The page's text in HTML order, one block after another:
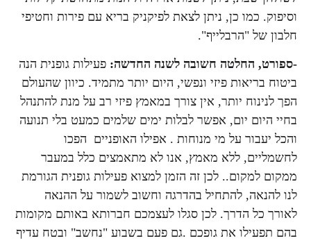
וסיפוק. כמו כן, ניתן לצאת לפיקניק בריא עם פירות וחטיפי
חלבון של "הרבלייף".
-ספורט, החלטה חשובה לשנה החדשה: פעילות גופנית הנה
ביטוח בריאות פיזי ונפשי, היום יותר מתמיד. כיוון שהעולם
הפך לנינוח יותר, אין צורך במאמץ פיזי רב על מנת להתנהל
בחיי היום יום, אפשר לבלות ימים שלמים כמעט בלי תנועה
והכל יעבור על מי מנוחות . אפילו האופניים הפכו
לחשמליים, ללא מאמץ, אנו לא מתאמצים כלל במעבר
ממקום למקום.. לכן זה הזמן למצוא פעילות גופנית הגורמת
לנו להנאה, להתחיל בהדרגה וחשוב לשמור על ההנאה
לאורך כל הדרך. לכן סגלו לעצמכם חברותא באותם מקומות
בהם תפעילו את גופכם .גם פעם בשבוע "נחשב" ובטח עדיף